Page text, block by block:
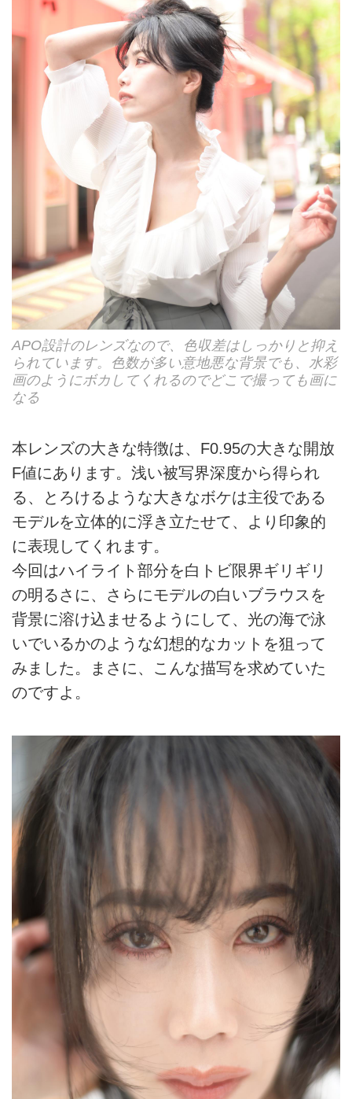
APO設計のレンズなので、色収差はしっかりと抑え
られています。色数が多い意地悪な背景でも、水彩
画のようにボカしてくれるのでどこで撮っても画に
なる
本レンズの大きな特徴は、F0.95の大きな開放
F値にあります。浅い被写界深度から得られ
る、とろけるような大きなボケは主役である
モデルを立体的に浮き立たせて、より印象的
に表現してくれます。
今回はハイライト部分を白トビ限界ギリギリ
の明るさに、さらにモデルの白いブラウスを
背景に溶け込ませるようにして、光の海で泳
いでいるかのような幻想的なカットを狙って
みました。まさに、こんな描写を求めていた
のですよ。